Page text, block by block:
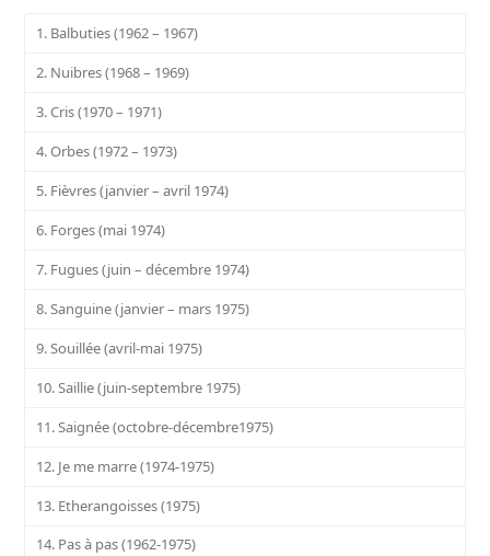
1. Balbuties (1962 – 1967)
2. Nuibres (1968 – 1969)
3. Cris (1970 – 1971)
4. Orbes (1972 – 1973)
5. Fièvres (janvier – avril 1974)
6. Forges (mai 1974)
7. Fugues (juin – décembre 1974)
8. Sanguine (janvier – mars 1975)
9. Souillée (avril-mai 1975)
10. Saillie (juin-septembre 1975)
11. Saignée (octobre-décembre1975)
12. Je me marre (1974-1975)
13. Etherangoisses (1975)
14. Pas à pas (1962-1975)